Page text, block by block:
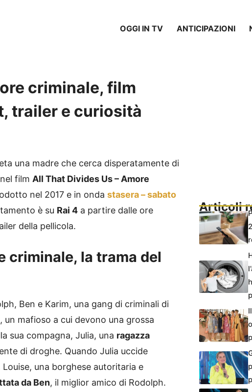
OGGI IN TV ANTICIPAZIONI
criminale, film
trailer e curiosità
una madre che cerca disperatamente di
film All That Divides Us – Amore
nel 2017 e in onda stasera – sabato
è su Rai 4 a partire dalle ore
della pellicola.
criminale, la trama del
Ben e Karim, una gang di criminali di
mafioso a cui devono una grossa
sua compagna, Julia, una ragazza
di droghe. Quando Julia uccide
una borghese autoritaria e
da Ben, il miglior amico di Rodolph.
Articoli